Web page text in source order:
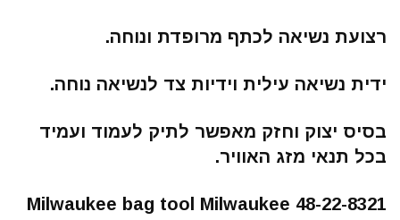
רצועת נשיאה לכתף מרופדת ונוחה.
ידית נשיאה עילית וידיות צד לנשיאה נוחה.
בסיס יצוק וחזק מאפשר לתיק לעמוד ועמיד
בכל תנאי מזג האוויר.
Milwaukee bag tool Milwaukee 48-22-8321